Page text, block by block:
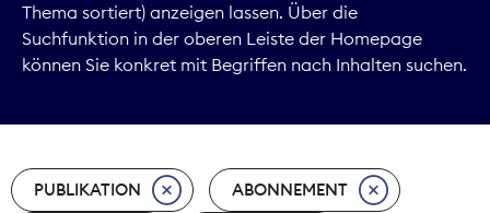
Kommunikation
Marktdaten
Nachhaltigkeit
Thema sortiert) anzeigen lassen. Über die
Suchfunktion in der oberen Leiste der Homepage
können Sie konkret mit Begriffen nach Inhalten suchen.
PUBLIKATION ABONNEMENT